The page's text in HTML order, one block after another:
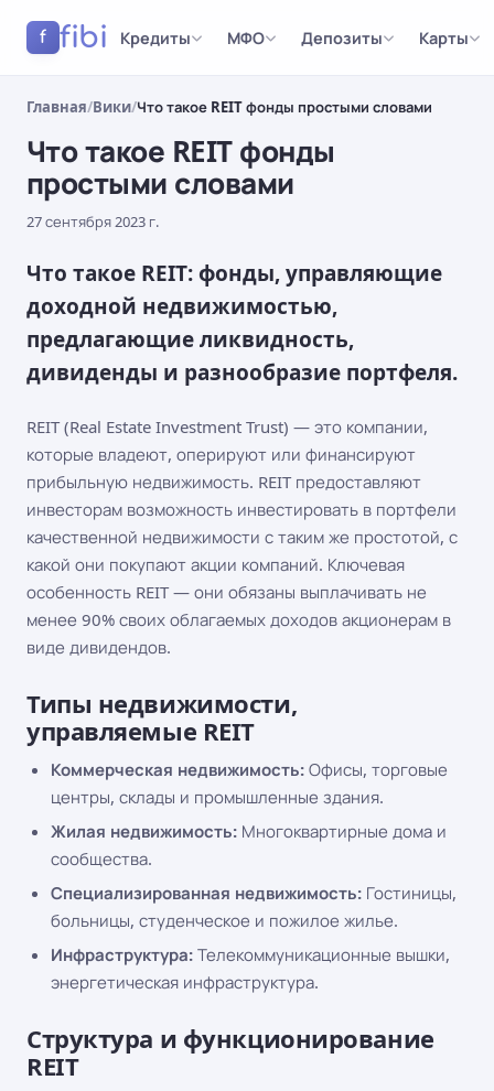
f fibi Кредиты МФО Депозиты Карты
Главная/Вики/Что такое REIT фонды простыми словами
Что такое REIT фонды
простыми словами
27 сентября 2023 г.
Что такое REIT: фонды, управляющие
доходной недвижимостью,
предлагающие ликвидность,
дивиденды и разнообразие портфеля.
REIT (Real Estate Investment Trust) — это компании,
которые владеют, оперируют или финансируют
прибыльную недвижимость. REIT предоставляют
инвесторам возможность инвестировать в портфели
качественной недвижимости с таким же простотой, с
какой они покупают акции компаний. Ключевая
особенность REIT — они обязаны выплачивать не
менее 90% своих облагаемых доходов акционерам в
виде дивидендов.
Типы недвижимости,
управляемые REIT
Коммерческая недвижимость: Офисы, торговые
центры, склады и промышленные здания.
Жилая недвижимость: Многоквартирные дома и
сообщества.
Специализированная недвижимость: Гостиницы,
больницы, студенческое и пожилое жилье.
Инфраструктура: Телекоммуникационные вышки,
энергетическая инфраструктура.
Структура и функционирование
REIT